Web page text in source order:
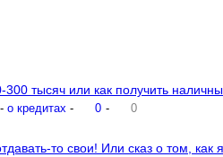
тысяч или как получить
о кредитах - 0 - 0
то свои! Или сказ о том, как я